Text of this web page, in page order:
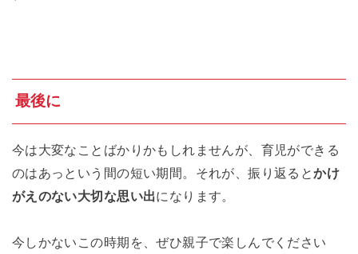
最後に
今は大変なことばかりかもしれませんが、育児ができる
のはあっという間の短い期間。それが、振り返るとかけ
がえのない大切な思い出になります。
今しかないこの時期を、ぜひ親子で楽しんでください